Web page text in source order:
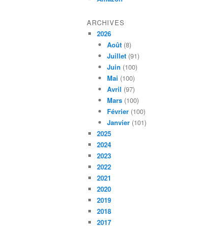
ARCHIVES
2026
Août (8)
Juillet (91)
Juin (100)
Mai (100)
Avril (97)
Mars (100)
Février (100)
Janvier (101)
2025
2024
2023
2022
2021
2020
2019
2018
2017